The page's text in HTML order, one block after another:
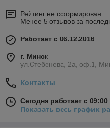
Рейтинг не сформирован
Менее 5 отзывов за
Работает с 06.12.2016
г. Минск
ул.Стебенева, 2а, оф.1,
Контакты
Сегодня работает с 09:00
Показать весь график